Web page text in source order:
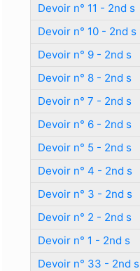
Devoir n° 11 - 2nd s
Devoir n° 10 - 2nd s
Devoir n° 9 - 2nd s
Devoir n° 8 - 2nd s
Devoir n° 7 - 2nd s
Devoir n° 6 - 2nd s
Devoir n° 5 - 2nd s
Devoir n° 4 - 2nd s
Devoir n° 3 - 2nd s
Devoir n° 2 - 2nd s
Devoir n° 1 - 2nd s
Devoir n° 33 - 2nd s